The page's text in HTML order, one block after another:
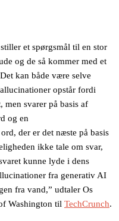
et spørgsmål til en stor
og de så kommer med et
kan både være selve
opstår fordi
svarer på basis af
og en
der er det næste på basis
ikke tale om svar,
kunne lyde i dens
fra generativ AI
fra vand,” udtaler Os
Washington til TechCrunch.